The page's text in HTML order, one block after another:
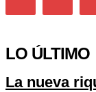
LO ÚLTIMO
La nueva